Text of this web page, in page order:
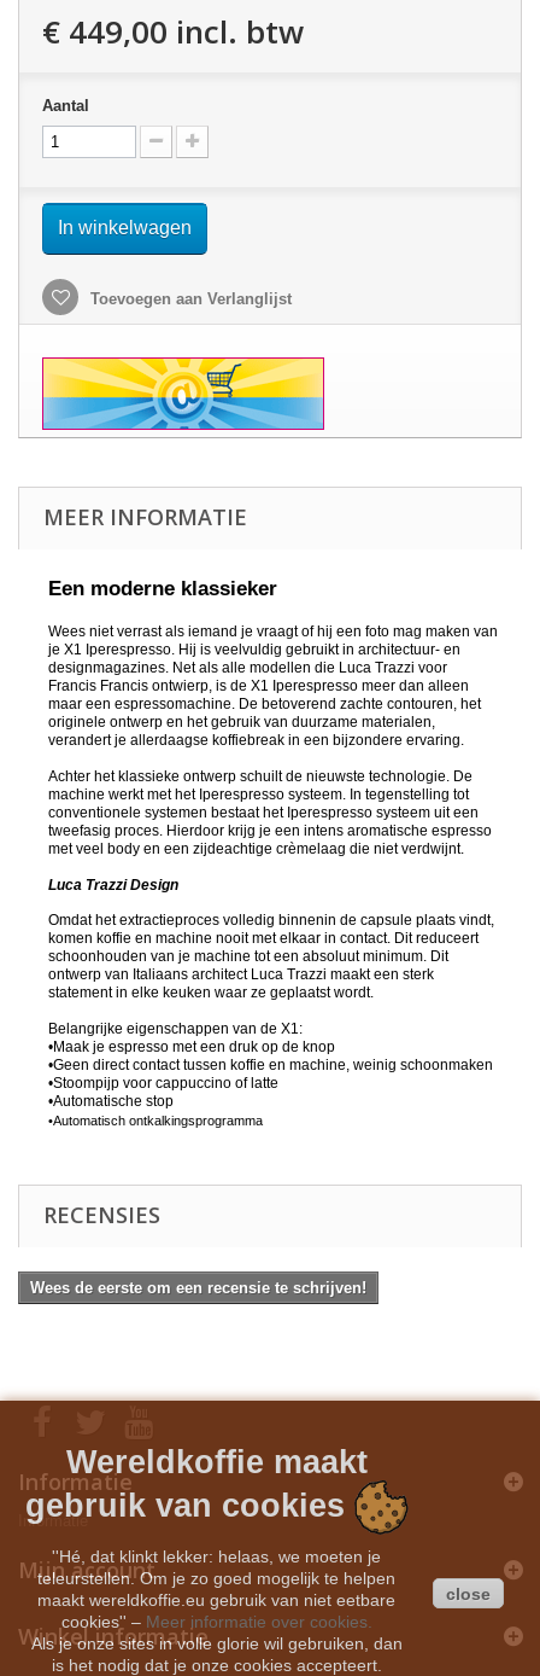
€ 449,00 incl. btw
Aantal
In winkelwagen
Toevoegen aan Verlanglijst
MEER INFORMATIE
Een moderne klassieker
Wees niet verrast als iemand je vraagt of hij een foto mag maken van
je X1 Iperespresso. Hij is veelvuldig gebruikt in architectuur- en
designmagazines. Net als alle modellen die Luca Trazzi voor
Francis Francis ontwierp, is de X1 Iperespresso meer dan alleen
maar een espressomachine. De betoverend zachte contouren, het
originele ontwerp en het gebruik van duurzame materialen,
verandert je allerdaagse koffiebreak in een bijzondere ervaring.
Achter het klassieke ontwerp schuilt de nieuwste technologie. De
machine werkt met het Iperespresso systeem. In tegenstelling tot
conventionele systemen bestaat het Iperespresso systeem uit een
tweefasig proces. Hierdoor krijg je een intens aromatische espresso
met veel body en een zijdeachtige crèmelaag die niet verdwijnt.
Luca Trazzi Design
Omdat het extractieproces volledig binnenin de capsule plaats vindt,
komen koffie en machine nooit met elkaar in contact. Dit reduceert
schoonhouden van je machine tot een absoluut minimum. Dit
ontwerp van Italiaans architect Luca Trazzi maakt een sterk
statement in elke keuken waar ze geplaatst wordt.
Belangrijke eigenschappen van de X1:
•Maak je espresso met een druk op de knop
•Geen direct contact tussen koffie en machine, weinig schoonmaken
•Stoompijp voor cappuccino of latte
•Automatische stop
•Automatisch ontkalkingsprogramma
RECENSIES
Wees de eerste om een recensie te schrijven!
Informatie
Informatie
Mijn account
Winkel informatie
Wereldkoffie maakt
gebruik van cookies
''Hé, dat klinkt lekker: helaas, we moeten je
teleurstellen. Om je zo goed mogelijk te helpen
maakt wereldkoffie.eu gebruik van niet eetbare
cookies'' – Meer informatie over cookies.
Als je onze sites in volle glorie wil gebruiken, dan
is het nodig dat je onze cookies accepteert.
close